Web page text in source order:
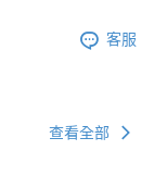
客服
查看全部